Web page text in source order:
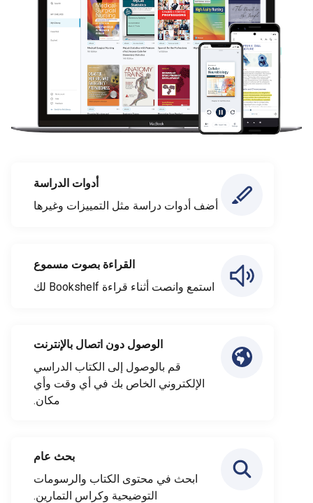
أدوات الدراسة
أضف أدوات دراسة مثل التمييزات وغيرها
القراءة بصوت مسموع
استمع وانصت أثناء قراءة Bookshelf لك
الوصول دون اتصال بالإنترنت
قم بالوصول إلى الكتاب الدراسي
الإلكتروني الخاص بك في أي وقت وأي
مكان.
بحث عام
ابحث في محتوى الكتاب والرسومات
التوضيحية وكراس التمارين.